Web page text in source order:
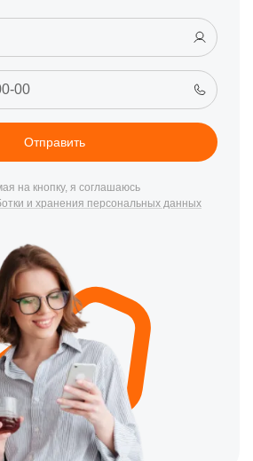
Отправить
на кнопку, я соглашаюсь
и хранения персональных данных